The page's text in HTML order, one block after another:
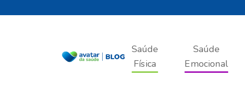
Saúde
Física
Saúde
Emocional